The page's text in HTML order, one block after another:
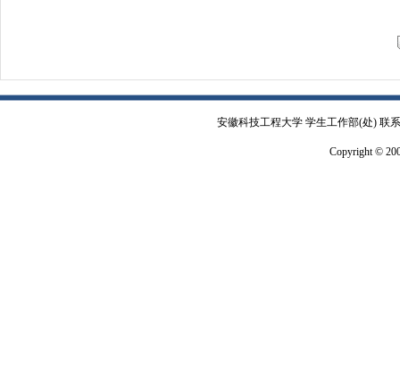
安徽科技工程大学 学生工作部(处) 联
Copyright ©